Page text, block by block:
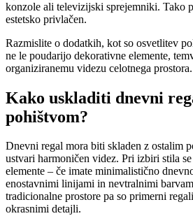
konzole ali televizijski sprejemniki. Tako
estetsko privlačen.
Razmislite o dodatkih, kot so osvetlitev
ne le poudarijo dekorativne elemente,
organiziranemu videzu celotnega prostora.
Kako uskladiti dnevni
pohištvom?
Dnevni regal mora biti skladen z ostalim
ustvari harmoničen videz. Pri izbiri stila
elemente – če imate minimalistično
enostavnimi linijami in nevtralnimi
tradicionalne prostore pa so primerni
okrasnimi detajli.